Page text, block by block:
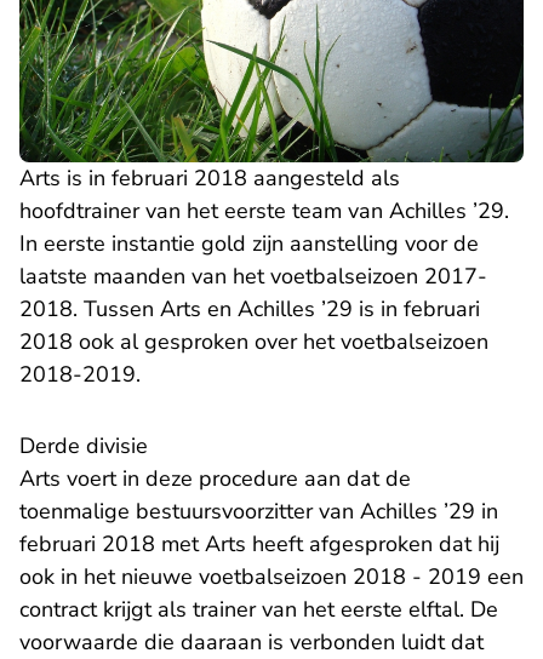
Arts is in februari 2018 aangesteld als
hoofdtrainer van het eerste team van Achilles ’29.
In eerste instantie gold zijn aanstelling voor de
laatste maanden van het voetbalseizoen 2017-
2018. Tussen Arts en Achilles ’29 is in februari
2018 ook al gesproken over het voetbalseizoen
2018-2019.
Derde divisie
Arts voert in deze procedure aan dat de
toenmalige bestuursvoorzitter van Achilles ’29 in
februari 2018 met Arts heeft afgesproken dat hij
ook in het nieuwe voetbalseizoen 2018 - 2019 een
contract krijgt als trainer van het eerste elftal. De
voorwaarde die daaraan is verbonden luidt dat